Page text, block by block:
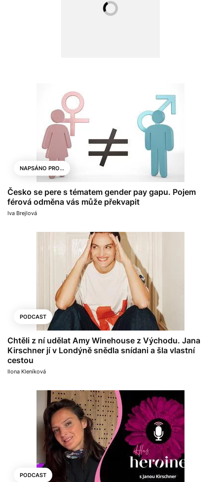
NAPSÁNO PRO...
Česko se pere s tématem gender pay gapu. Pojem
férová odměna vás může překvapit
Iva Brejlová
PODCAST
Chtěli z ní udělat Amy Winehouse z Východu. Jana
Kirschner jí v Londýně snědla snídani a šla vlastní
cestou
Ilona Kleníková
PODCAST